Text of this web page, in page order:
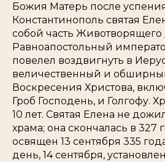
Божия Матерь после
Константинополь святая
собой часть Животворящего
Равноапостольный
повелел воздвигнуть в
величественный и
Воскресения Христова,
Гроб Господень, и Голгофу.
10 лет. Святая Елена не
храма; она скончалась в 327
освящен 13 сентября 335
день, 14 сентября,